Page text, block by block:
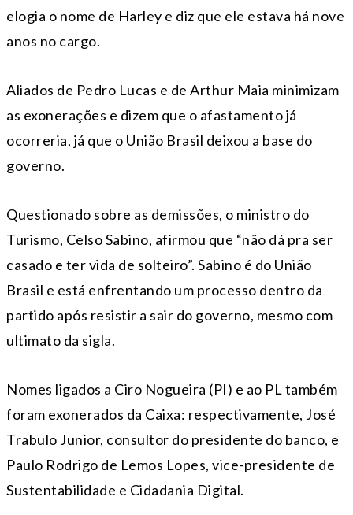
elogia o nome de Harley e diz que ele estava há nove
anos no cargo.
Aliados de Pedro Lucas e de Arthur Maia minimizam
as exonerações e dizem que o afastamento já
ocorreria, já que o União Brasil deixou a base do
governo.
Questionado sobre as demissões, o ministro do
Turismo, Celso Sabino, afirmou que “não dá pra ser
casado e ter vida de solteiro”. Sabino é do União
Brasil e está enfrentando um processo dentro da
partido após resistir a sair do governo, mesmo com
ultimato da sigla.
Nomes ligados a Ciro Nogueira (PI) e ao PL também
foram exonerados da Caixa: respectivamente, José
Trabulo Junior, consultor do presidente do banco, e
Paulo Rodrigo de Lemos Lopes, vice-presidente de
Sustentabilidade e Cidadania Digital.